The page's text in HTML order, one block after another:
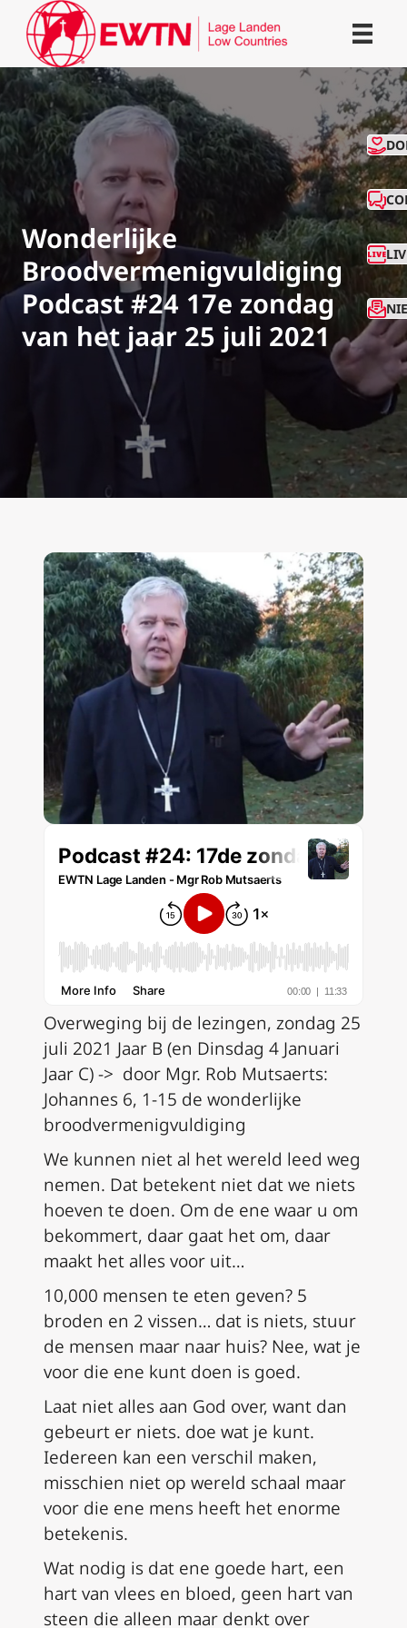
Wonderlijke
Broodvermenigvuldiging
Podcast #24 17e zondag
van het jaar 25 juli 2021
Overweging bij de lezingen, zondag 25
juli 2021 Jaar B (en Dinsdag 4 Januari
Jaar C) -> door Mgr. Rob Mutsaerts:
Johannes 6, 1-15 de wonderlijke
broodvermenigvuldiging
We kunnen niet al het wereld leed weg
nemen. Dat betekent niet dat we niets
hoeven te doen. Om de ene waar u om
bekommert, daar gaat het om, daar
maakt het alles voor uit…
10,000 mensen te eten geven? 5
broden en 2 vissen… dat is niets, stuur
de mensen maar naar huis? Nee, wat je
voor die ene kunt doen is goed.
Laat niet alles aan God over, want dan
gebeurt er niets. doe wat je kunt.
Iedereen kan een verschil maken,
misschien niet op wereld schaal maar
voor die ene mens heeft het enorme
betekenis.
Wat nodig is dat ene goede hart, een
hart van vlees en bloed, geen hart van
steen die alleen maar denkt over